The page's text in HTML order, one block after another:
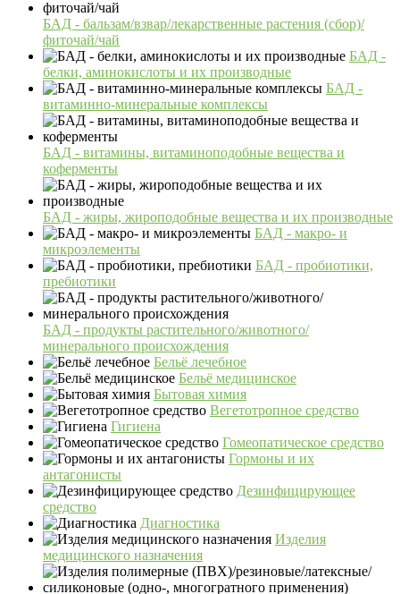
БАД - бальзам/взвар/лекарственные растения (сбор)/
фиточай/чай
БАД -
белки, аминокислоты и их производные
БАД -
витаминно-минеральные комплексы
БАД - витамины, витаминоподобные вещества и
коферменты
БАД - жиры, жироподобные вещества и их производные
БАД - макро- и
микроэлементы
БАД - пробиотики,
пребиотики
БАД - продукты растительного/животного/
минерального происхождения
Бельё лечебное
Бельё медицинское
Бытовая химия
Вегетотропное средство
Гигиена
Гомеопатическое средство
Гормоны и их
антагонисты
Дезинфицирующее
средство
Диагностика
Изделия
медицинского назначения